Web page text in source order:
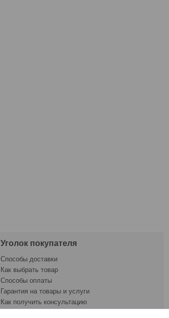
Уголок покупателя
Способы доставки
Как выбрать товар
Способы оплаты
Гарантия на товары и услуги
Как получить консультацию